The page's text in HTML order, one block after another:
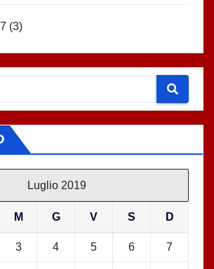
(3)
Luglio 2019
M G V S D
3 4 5 6 7